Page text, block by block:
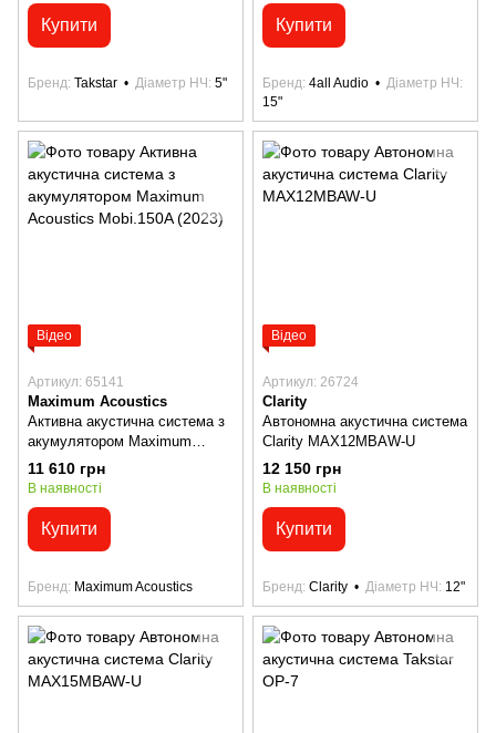
Купити
Бренд Takstar Діаметр НЧ 5"
Купити
Бренд 4all Audio
Діаметр НЧ
15"
Відео
Артикул: 65141
Maximum Acoustics
Активна акустична система з
акумулятором Maximum
Acoustics Mobi.150A (2023)
11 610 грн
В наявності
Купити
Бренд Maximum Acoustics
Відео
Артикул: 26724
Clarity
Автономна акустична система
Clarity MAX12MBAW-U
12 150 грн
В наявності
Купити
Бренд Clarity Діаметр НЧ 12"